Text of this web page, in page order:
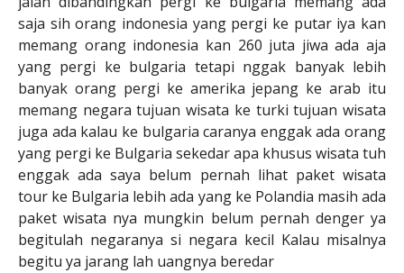
saja sih orang indonesia yang pergi ke putar iya kan
memang orang indonesia kan 260 juta jiwa ada aja
yang pergi ke bulgaria tetapi nggak banyak lebih
banyak orang pergi ke amerika jepang ke arab itu
memang negara tujuan wisata ke turki tujuan wisata
juga ada kalau ke bulgaria caranya enggak ada orang
yang pergi ke Bulgaria sekedar apa khusus wisata tuh
enggak ada saya belum pernah lihat paket wisata
tour ke Bulgaria lebih ada yang ke Polandia masih ada
paket wisata nya mungkin belum pernah denger ya
begitulah negaranya si negara kecil Kalau misalnya
begitu ya jarang lah uangnya beredar